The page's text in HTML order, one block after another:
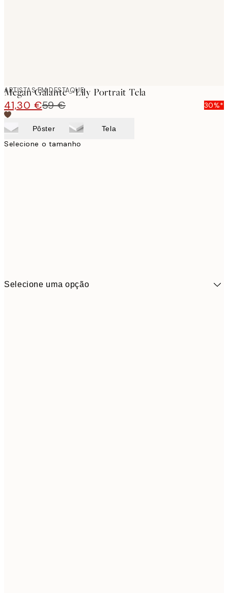
ARTISTAS EM DESTAQUE
Megan Galante - Lily Portrait Tela
41,30 €59 € 30%*
Pôster Tela
Selecione o tamanho
Selecione uma opção